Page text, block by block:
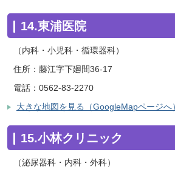
14.東浦医院
（内科・小児科・循環器科）
住所：藤江字下廻間36-17
電話：0562-83-2270
大きな地図を見る（GoogleMapページへ
15.小林クリニック
（泌尿器科・内科・外科）